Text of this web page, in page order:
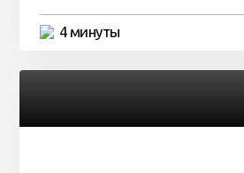
4 минуты